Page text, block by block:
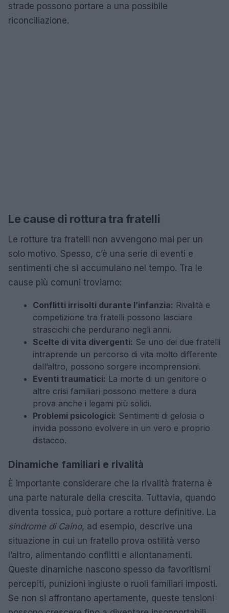
strade possono portare a una possibile
riconciliazione.
Le cause di rottura tra fratelli
Le rotture tra fratelli non avvengono mai per un
solo motivo. Spesso, c’è una serie di eventi e
sentimenti che si accumulano nel tempo. Tra le
cause più comuni troviamo:
Conflitti irrisolti durante l’infanzia: Rivalità e
competizione tra fratelli possono lasciare
strascichi che perdurano negli anni.
Scelte di vita divergenti: Se uno dei due fratelli
intraprende un percorso di vita molto differente
dall’altro, possono sorgere incomprensioni.
Eventi traumatici: La morte di un genitore o
altre crisi familiari possono mettere a dura
prova anche i legami più solidi.
Problemi psicologici: Sentimenti di gelosia o
invidia possono evolvere in un vero e proprio
distacco.
Dinamiche familiari e rivalità
È importante considerare che la rivalità fraterna è
una parte naturale della crescita. Tuttavia, quando
diventa tossica, può portare a rotture definitive. La
sindrome di Caino, ad esempio, descrive una
situazione in cui un fratello prova ostilità verso
l’altro, alimentando conflitti e allontanamenti.
Queste dinamiche nascono spesso da favoritismi
percepiti, punizioni ingiuste o ruoli familiari imposti.
Se non si affrontano apertamente, queste tensioni